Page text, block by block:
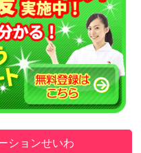
ションせいわ